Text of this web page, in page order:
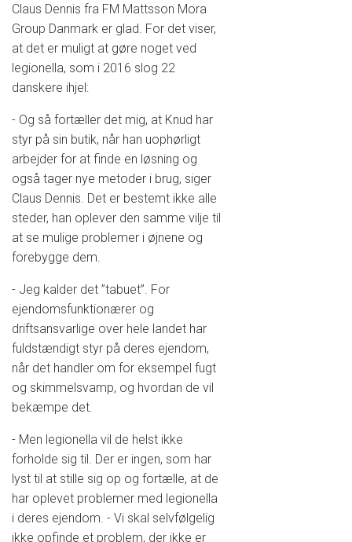
Claus Dennis fra FM Mattsson Mora
Group Danmark er glad. For det viser,
at det er muligt at gøre noget ved
legionella, som i 2016 slog 22
danskere ihjel:
- Og så fortæller det mig, at Knud har
styr på sin butik, når han uophørligt
arbejder for at finde en løsning og
også tager nye metoder i brug, siger
Claus Dennis. Det er bestemt ikke alle
steder, han oplever den samme vilje til
at se mulige problemer i øjnene og
forebygge dem.
- Jeg kalder det ”tabuet”. For
ejendomsfunktionærer og
driftsansvarlige over hele landet har
fuldstændigt styr på deres ejendom,
når det handler om for eksempel fugt
og skimmelsvamp, og hvordan de vil
bekæmpe det.
- Men legionella vil de helst ikke
forholde sig til. Der er ingen, som har
lyst til at stille sig op og fortælle, at de
har oplevet problemer med legionella
i deres ejendom. - Vi skal selvfølgelig
ikke opfinde et problem, der ikke er